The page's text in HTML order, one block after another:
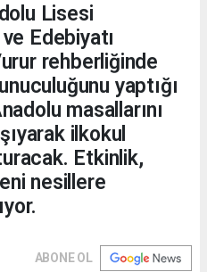
Lisesi
Edebiyatı
rehberliğinde
yaptığı
masallarını
ilkokul
Etkinlik,
nesillere
ABONE OL